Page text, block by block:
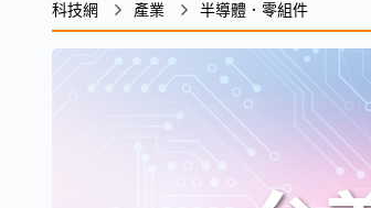
科技網 產業 半導體．零組件